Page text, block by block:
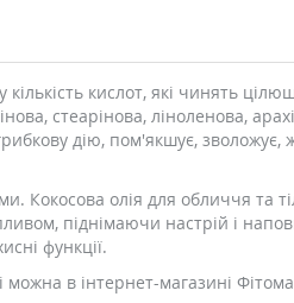
кислот, які чинять
стеарінова, ліноленова,
дію, пом'якшує, зволожує,
Кокосова олія для обличчя та
піднімаючи настрій і
функції.
в інтернет-магазині